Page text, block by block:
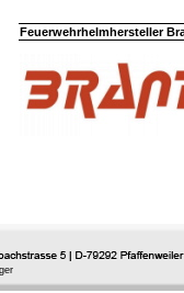
Feuerwehrhelmhersteller